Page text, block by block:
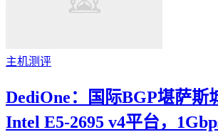
主机测评
DediOne：国际BGP堪萨斯
Intel E5-2695 v4平台，